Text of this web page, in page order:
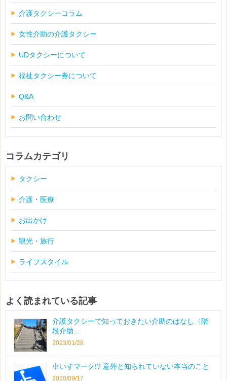
介護タクシーコラム
女性介助の介護タクシー
UDタクシーについて
福祉タクシー券について
Q&A
お問い合わせ
コラムカテゴリ
タクシー
介護・医療
お出かけ
観光・旅行
ライフスタイル
よく読まれている記事
介護タクシーで知っておきたい介助のはなし〈階
段介助...
2023/01/28
車いすマーク!? 意外と知られていない本当のこと
2020/09/17